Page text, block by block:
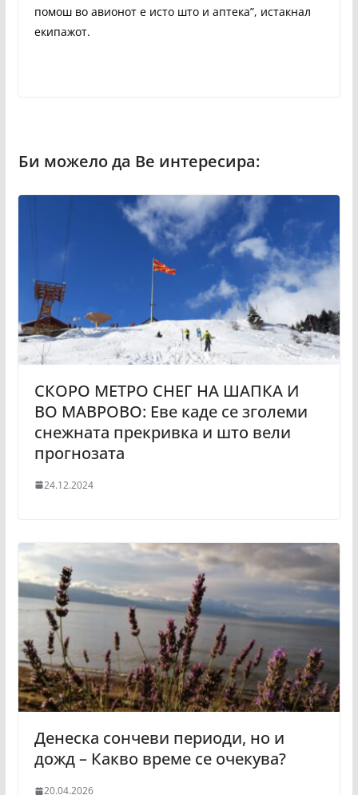
помош во авионот е исто што и аптека”, истакнал
екипажот.
СКОРО МЕТРО СНЕГ НА ШАПКА И
ВО МАВРОВО: Еве каде се зголеми
снежната прекривка и што вели
прогнозата
24.12.2024
Денеска сончеви периоди, но и
дожд – Какво време се очекува?
20.04.2026